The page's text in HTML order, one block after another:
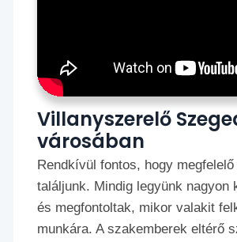
Villanyszerelő
városában
Rendkívül fontos, hogy
találjunk. Mindig legyünk nagyon
és megfontoltak, mikor valakit
munkára. A szakemberek eltérő